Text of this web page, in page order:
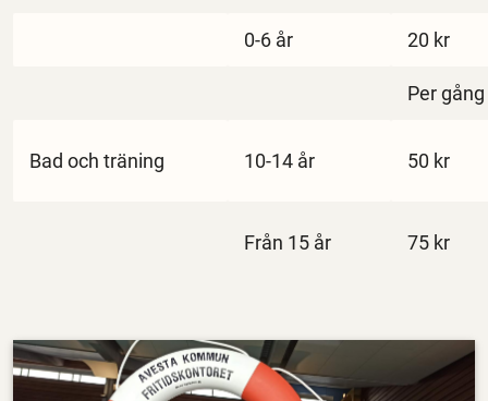
0-6 år 20 kr
Per gång
Bad och träning 10-14 år 50 kr
Från 15 år 75 kr